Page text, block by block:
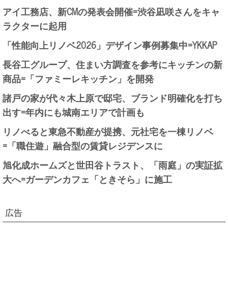
アイ工務店、新CMの発表会開催=渋谷凪咲さんをキャ
ラクターに起用
「性能向上リノベ2026」デザイン事例募集中=YKKAP
長谷工グループ、住まい方調査を参考にキッチンの新
商品=「ファミーレキッチン」を開発
諸戸の家が代々木上原で邸宅、ブランド明確化を打ち
出す=年内にも城南エリアで計画も
リノべると東急不動産が提携、元社宅を一棟リノベ
=「職住遊」融合型の賃貸レジデンスに
旭化成ホームズと世田谷トラスト、「雨庭」の実証拡
大へ=ガーデンカフェ「ときそら」に施工
広告